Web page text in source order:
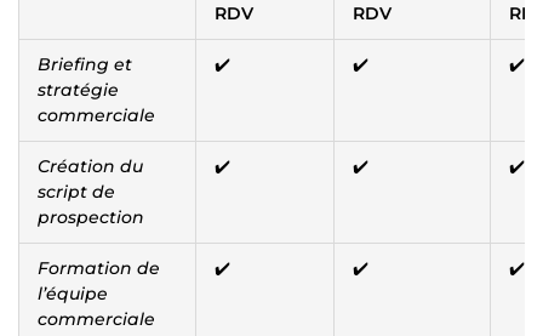
RDV
RDV
Briefing et
stratégie
commerciale
✔️ ✔️ ✔️
Création du
script de
prospection
✔️ ✔️ ✔️
Formation de
l’équipe
commerciale
✔️ ✔️ ✔️